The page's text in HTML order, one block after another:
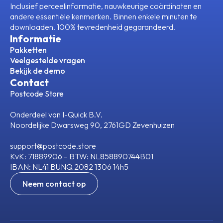
Inclusief perceelinformatie, nauwkeurige coördinaten en
andere essentiële kenmerken. Binnen enkele minuten te
downloaden. 100% tevredenheid gegarandeerd.
Informatie
Pakketten
Veelgestelde vragen
Bekijk de demo
Contact
Postcode Store
Onderdeel van I-Quick B.V.
Noordelijke Dwarsweg 90, 2761GD Zevenhuizen
support@postcode.store
KvK: 71889906 – BTW: NL858890744B01
IBAN: NL41 BUNQ 2082 1306 14h5
Neem contact op